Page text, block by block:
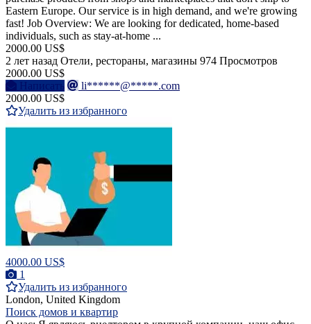
Eastern Europe. Our service is in high demand, and we're growing
fast! Job Overview: We are looking for dedicated, home-based
individuals, such as stay-at-home ...
2000.00 US$
2 лет назад Отели, рестораны, магазины 974 Просмотров
2000.00 US$
Написать
li******@*****.com
2000.00 US$
Удалить из избранного
4000.00 US$
1
Удалить из избранного
London, United Kingdom
Поиск домов и квартир